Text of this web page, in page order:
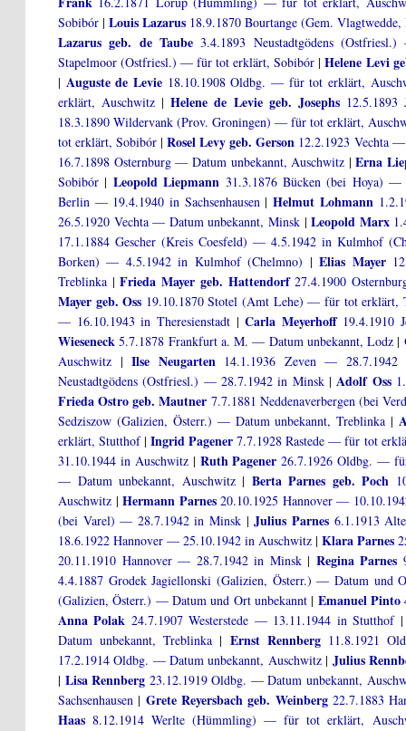
Sobibór | Louis Lazarus 18.9.1870 Bourtange (Gem.
Lazarus geb. de Taube 3.4.1893 Neustadtgödens
Stapelmoor (Ostfriesl.) — für tot erklärt, Sobibór |Helene Levi
| Auguste de Levie18.10.1908 Oldbg. — für tot erklärt,
erklärt, Auschwitz |Helene de Levie geb. Josephs12.5.1893
18.3.1890 Wildervank (Prov. Groningen) — für tot erklärt,
tot erklärt, Sobibór |Rosel Levy geb. Gerson 12.2.1923 Vechta
16.7.1898 Osternburg — Datum unbekannt, Auschwitz |Erna
Sobibór | Leopold Liepmann 31.3.1876 Bücken (bei Hoya)
Berlin — 19.4.1940 in Sachsenhausen|Helmut Lohmann
26.5.1920 Vechta — Datum unbekannt, Minsk|Leopold Marx
17.1.1884 Gescher (Kreis Coesfeld) — 4.5.1942 in Kulmhof
Borken) — 4.5.1942 in Kulmhof (Chelmno) |Elias Mayer
Treblinka |Frieda Mayer geb. Hattendorf27.4.1900
Mayer geb. Oss 19.10.1870 Stotel (Amt Lehe) — für tot erklärt,
— 16.10.1943 in Theresienstadt|Carla Meyerhoff19.4.1910
Wieseneck 5.7.1878 Frankfurt a. M. — Datum unbekannt, Lodz |
Auschwitz |Ilse Neugarten14.1.1936 Zeven — 28.7.1942
Neustadtgödens (Ostfriesl.) — 28.7.1942 in Minsk|Adolf Oss
Frieda Ostro geb. Mautner 7.7.1881 Neddenaverbergen (bei
Sedziszow (Galizien, Österr.) — Datum unbekannt, Treblinka |
erklärt, Stutthof|Ingrid Pagener 7.7.1928 Rastede — für tot
31.10.1944 in Auschwitz| Ruth Pagener 26.7.1926 Oldbg. —
— Datum unbekannt, Auschwitz| Berta Parnes geb. Poch
Auschwitz |Hermann Parnes20.10.1925 Hannover —
(bei Varel) — 28.7.1942 in Minsk |Julius Parnes6.1.1913
18.6.1922 Hannover — 25.10.1942 in Auschwitz | Klara Parnes
20.11.1910 Hannover — 28.7.1942 in Minsk| Regina Parnes
4.4.1887 Grodek Jagiellonski (Galizien, Österr.) — Datum und
(Galizien, Österr.) — Datum und Ort unbekannt| Emanuel Pinto
Anna Polak 24.7.1907 Westerstede — 13.11.1944 in Stutthof
Datum unbekannt, Treblinka | Ernst Rennberg11.8.1921
17.2.1914 Oldbg. — Datum unbekannt, Auschwitz| Julius
| Lisa Rennberg 23.12.1919 Oldbg. — Datum unbekannt,
Sachsenhausen | Grete Reyersbach geb. Weinberg22.7.1883
Haas 8.12.1914 Werlte (Hümmling) — für tot erklärt,